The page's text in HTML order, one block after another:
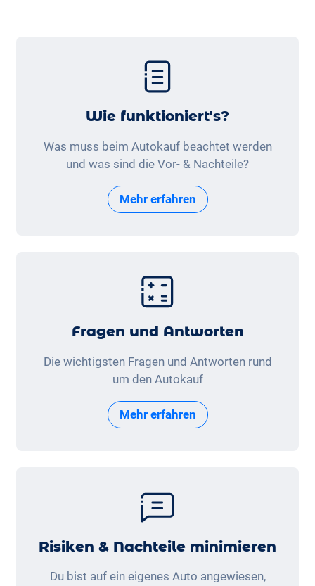
Wie funktioniert's?
Was muss beim Autokauf beachtet werden
und was sind die Vor- & Nachteile?
Mehr erfahren
Fragen und Antworten
Die wichtigsten Fragen und Antworten rund
um den Autokauf
Mehr erfahren
Risiken & Nachteile minimieren
Du bist auf ein eigenes Auto angewiesen,